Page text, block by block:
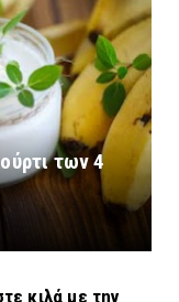
των 4
κιλά με την